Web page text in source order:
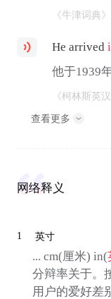
《牛津词典》
He arrived
他于1939
《柯林斯英
查看更多
网络释义
1 英寸
... cm(厘米) in(
分辩率关于。
用户的爱好差